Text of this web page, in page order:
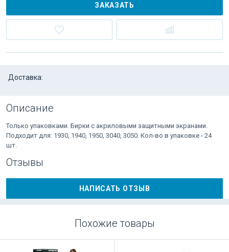
ЗАКАЗАТЬ
Доставка:
Описание
Только упаковками. Бирки с акриловыми защитными экранами.
Подходит для: 1930, 1940, 1950, 3040, 3050. Кол-во в упаковке - 24
шт.
Отзывы
НАПИСАТЬ ОТЗЫВ
Похожие товары